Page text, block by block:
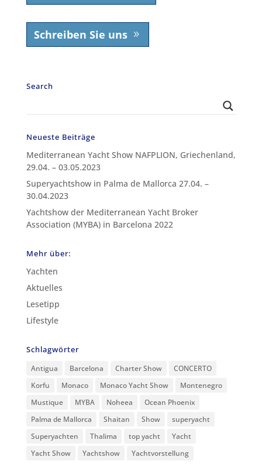
Schreiben Sie uns
Search
Neueste Beiträge
Mediterranean Yacht Show NAFPLION, Griechenland,
29.04. – 03.05.2023
Superyachtshow in Palma de Mallorca 27.04. –
30.04.2023
Yachtshow der Mediterranean Yacht Broker
Association (MYBA) in Barcelona 2022
Mehr über:
Yachten
Aktuelles
Lesetipp
Lifestyle
Schlagwörter
Antigua Barcelona Charter Show
CONCERTO
Korfu
Monaco Monaco Yacht Show
Montenegro
Mustique
MYBA Noheea
Ocean Phoenix
Palma de Mallorca
Shaitan Show
superyacht
Superyachten
Thalima top yacht
Yacht
Yacht Show
Yachtshow Yachtvorstellung